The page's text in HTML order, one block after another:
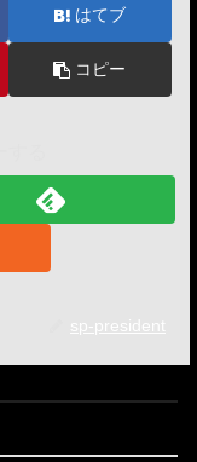
はてブ
コピー
sp-president